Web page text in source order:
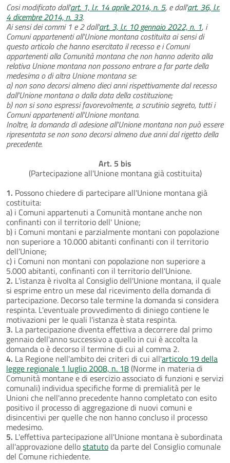
Cosi modificato dall'art. 1, l.r. 14 aprile 2014, n. 5, e dall'art. 36, l.r.
4 dicembre 2014, n. 33.
Ai sensi dei commi 1 e 2 dall'art. 3, l.r. 10 gennaio 2022, n. 1, i
Comuni appartenenti all'Unione montana costituita ai sensi di
questo articolo che hanno esercitato il recesso e i Comuni
appartenenti alla Comunità montana che non hanno aderito alla
relativa Unione montana non possono entrare a far parte della
medesima o di altra Unione montana se:
a) non sono decorsi almeno dieci anni rispettivamente dal recesso
dall'Unione montana o dalla data della costituzione;
b) non si sono espressi favorevolmente, a scrutinio segreto, tutti i
Comuni appartenenti all'Unione montana.
Inoltre, la domanda di adesione all'Unione montana non può essere
ripresentata se non sono decorsi almeno due anni dal rigetto della
precedente.
Art. 5 bis
(Partecipazione all'Unione montana già costituita)
1. Possono chiedere di partecipare all'Unione montana già
costituita:
a) i Comuni appartenuti a Comunità montane anche non
confinanti con il territorio dell' Unione;
b) i Comuni montani e parzialmente montani con popolazione
non superiore a 10.000 abitanti confinanti con il territorio
dell'Unione;
c) i Comuni non montani con popolazione non superiore a
5.000 abitanti, confinanti con il territorio dell'Unione.
2. L'istanza è rivolta al Consiglio dell'Unione montana, il quale
si esprime entro un mese dal ricevimento della domanda di
partecipazione. Decorso tale termine la domanda si considera
respinta. L'eventuale provvedimento di diniego contiene le
motivazioni per le quali l'istanza è stata respinta.
3. La partecipazione diventa effettiva a decorrere dal primo
gennaio dell'anno successivo a quello in cui è accolta la
domanda o è decorso il termine di cui al comma 2.
4. La Regione nell'ambito dei criteri di cui all'articolo 19 della
legge regionale 1 luglio 2008, n. 18(Norme in materia di
Comunità montane e di esercizio associato di funzioni e servizi
comunali) individua specifiche forme di premialità per le
Unioni che nell'anno precedente hanno completato con esito
positivo il processo di aggregazione di nuovi comuni e
disincentivi per quelle che non hanno concluso il processo
medesimo.
5. L'effettiva partecipazione all'Unione montana è subordinata
all'approvazione dellostatutoda parte del Consiglio comunale
del Comune richiedente.